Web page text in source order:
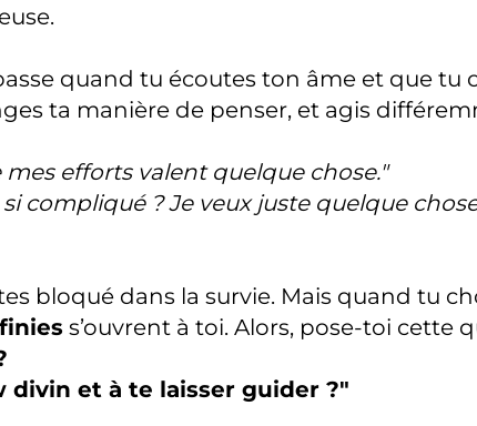
quand tu écoutes ton âme et que tu
ta manière de penser, et agis
mes efforts valent quelque chose."
compliqué ? Je veux juste quelque
bloqué dans la survie. Mais quand tu
s’ouvrent à toi. Alors, pose-toi cette
divin et à te laisser guider ?"